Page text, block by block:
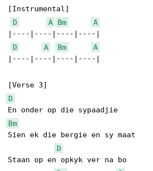
[Instrumental]
D
A Bm
A
|----|----|----|----|
D
A Bm
A
|----|----|----|----|
D
Bm
Sien ek die bergie en sy maat
D
Staan op en opkyk ver na bo